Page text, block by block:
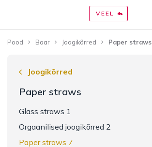
VEEL
Pood Baar Joogikõrred Paper straws
Joogikõrred
Paper straws
Glass straws 1
Orgaanilised joogikõrred 2
Paper straws 7